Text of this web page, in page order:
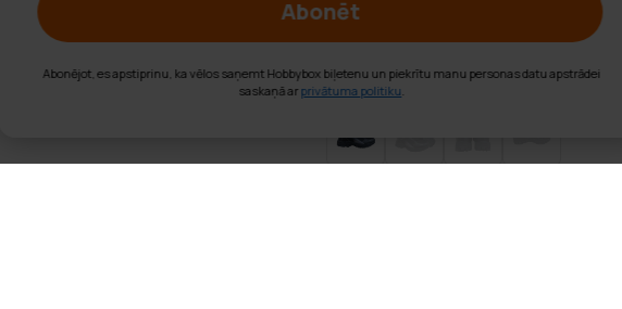
Abonēt
Abonējot, es apstiprinu, ka vēlos saņemt Hobbybox biļetenu un piekrītu manu personas datu apstrādei
saskaņā arprivātuma politiku